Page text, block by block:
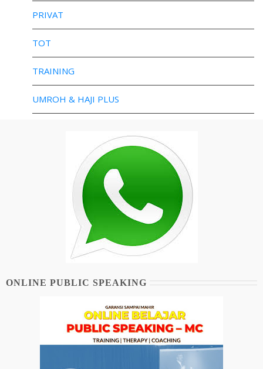
PRIVAT
TOT
TRAINING
UMROH & HAJI PLUS
ONLINE PUBLIC SPEAKING